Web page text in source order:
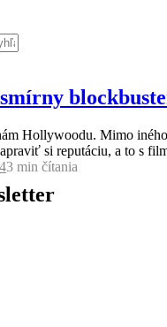
Hollywoodu. Mimo
si reputáciu, a to s
3 min čítania